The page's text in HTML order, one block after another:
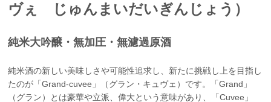
ヴぇ じゅんまいだいぎんじょう）
純米大吟醸・無加圧・無濾過原酒
純米酒の新しい美味しさや可能性追求し、新たに挑戦し上を目指し
たのが「Grand-cuvee」（グラン・キュヴェ）です。「Grand」
（グラン）とは豪華や立派、偉大という意味があり、「Cuvee」